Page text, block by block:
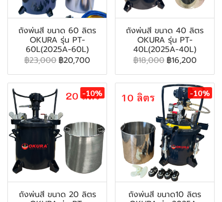
ถังพ่นสี ขนาด 60 ลิตร
OKURA รุ่น PT-
60L(2025A-60L)
฿23,000 ฿20,700
ถังพ่นสี ขนาด 40 ลิตร
OKURA รุ่น PT-
40L(2025A-40L)
฿18,000 ฿16,200
-10%
ถังพ่นสี ขนาด 20 ลิตร
-10%
ถังพ่นสี ขนาด10 ลิตร